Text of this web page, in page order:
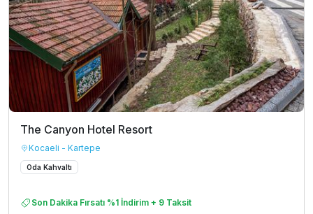
The Canyon Hotel Resort
Kocaeli - Kartepe
Oda Kahvaltı
Son Dakika Fırsatı %1 İndirim + 9 Taksit